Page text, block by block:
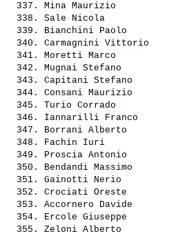
  337.
Mina Maurizio
  338.
Sale Nicola
  339.
Bianchini Paolo
  340.
Carmagnini Vittorio
  341.
Moretti Marco
  342.
Mugnai Stefano
  343.
Capitani Stefano
  344.
Consani Maurizio
  345.
Turio Corrado
  346.
Iannarilli Franco
  347.
Borrani Alberto
  348.
Fachin Iuri
  349.
Proscia Antonio
  350.
Bendandi Massimo
  351.
Gainotti Nerio
  352.
Crociati Oreste
  353.
Accornero Davide
  354.
Ercole Giuseppe
  355.
Zeloni Alberto